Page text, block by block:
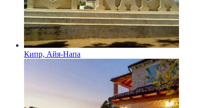
Кипр, Айя-Напа